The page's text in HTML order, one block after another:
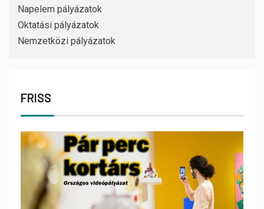
Napelem pályázatok
Oktatási pályázatok
Nemzetközi pályázatok
FRISS